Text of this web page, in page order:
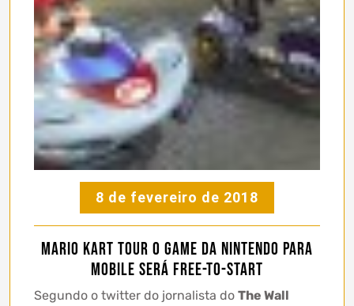
8 de fevereiro de 2018
Mario Kart Tour o game da Nintendo para
mobile será free-to-start
Segundo o twitter do jornalista do The Wall